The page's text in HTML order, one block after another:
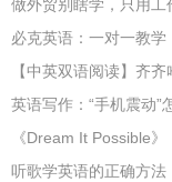
做外贸别瞎学，只用
必克英语：一对一教
【中英双语阅读】齐
英语写作：“手机震动”
《Dream It Possible》
听歌学英语的正确方法